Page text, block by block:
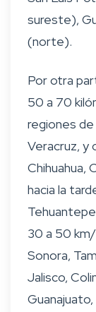
sureste),
(norte).
Por otra
50 a 70
regiones de
Veracruz, y
Chihuahua,
hacia la
30 a 50
Sonora,
Jalisco,